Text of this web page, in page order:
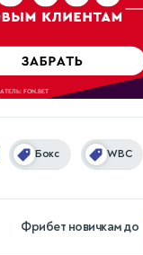
Бокс WBC
Фрибет новичкам до